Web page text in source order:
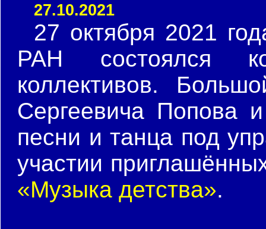
27.10.2021
27 октября 2021
РАН состоялся
коллективов.
Сергеевича Попова
песни и танца под
участии
«Музыка детства».